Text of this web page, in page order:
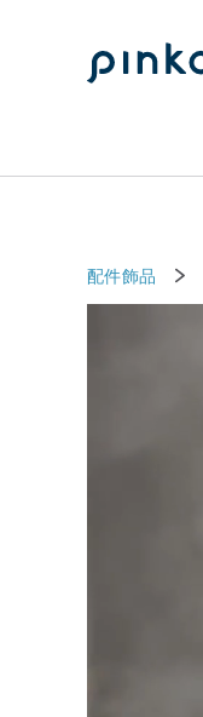
配件飾品